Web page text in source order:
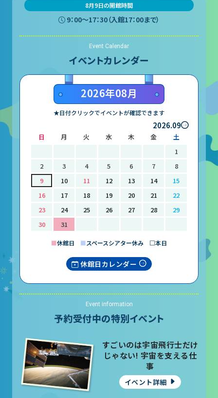
8月9日の開館時間
9：00〜17：30（入館17：00まで）
Event Calendar
イベントカレンダー
2026年08月
★日付クリックでイベントが確認できます
2026.09
日 月 火 水 木 金
土
1
2
3 4 5 6 7
8
9
10 11 12 13 14
15
16
17 18 19 20 21
22
23
24 25 26 27 28
29
30
31
■休館日 ■スペースシアター休み □本日
休館日カレンダー
Event information
予約受付中の特別イベント
すごいのは宇宙飛行士だけ
じゃない! 宇宙を支える仕
事
イベント詳細